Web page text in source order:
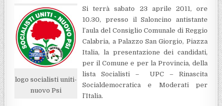
logo socialisti uniti-
nuovo Psi
Si terrà sabato 23 aprile 2011, ore
10.30, presso il Saloncino antistante
l’aula del Consiglio Comunale di Reggio
Calabria, a Palazzo San Giorgio, Piazza
Italia, la presentazione dei candidati,
per il Comune e per la Provincia, della
lista Socialisti – UPC – Rinascita
Socialdemocratica e Moderati per
l’Italia.